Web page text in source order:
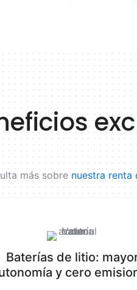
más sobre nuestra renta
Baterías de litio:
y cero